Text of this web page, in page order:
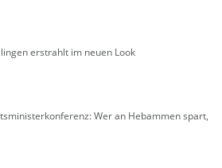
er­strahlt im neuen Look
Wer an Heb­am­men spart,